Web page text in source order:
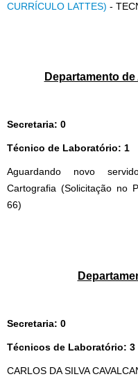
CURRÍCULO LATTES) -
Departamento
Secretaria: 0
Técnico de Laboratório: 1
Aguardando novo
Cartografia (Solicitação no
66)
Secretaria: 0
Técnicos de Laboratório: 3
CARLOS DA SILVA